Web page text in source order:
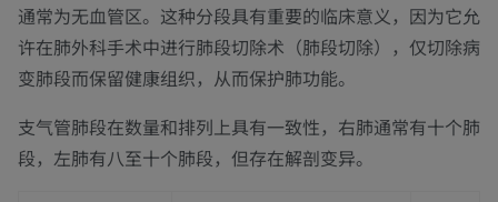
通常为无血管区。这种分段具有重要的临床意义，因为它允
许在肺外科手术中进行肺段切除术（肺段切除），仅切除病
变肺段而保留健康组织，从而保护肺功能。
支气管肺段在数量和排列上具有一致性，右肺通常有十个肺
段，左肺有八至十个肺段，但存在解剖变异。